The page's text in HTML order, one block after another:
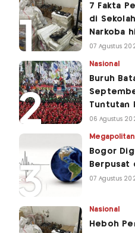
7 Fakta
di
Narkoba
07 Agustus
Nasional
Buruh
Tuntutan
06 Agustus
Megapolitan
Bogor
Berpusat
07 Agustus
Nasional
Heboh